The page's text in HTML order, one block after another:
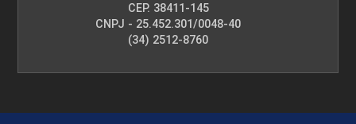
CEP. 38411-145
CNPJ - 25.452.301/0048-40
(34) 2512-8760